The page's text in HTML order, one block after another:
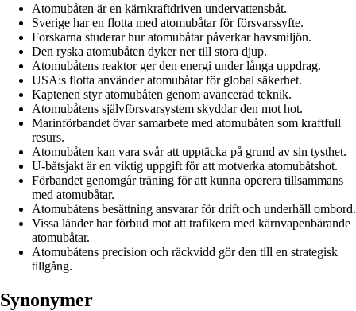
Atomubåten är en kärnkraftdriven undervattensbåt.
Sverige har en flotta med atomubåtar för försvarssyfte.
Forskarna studerar hur atomubåtar påverkar havsmiljön.
Den ryska atomubåten dyker ner till stora djup.
Atomubåtens reaktor ger den energi under långa uppdrag.
USA:s flotta använder atomubåtar för global säkerhet.
Kaptenen styr atomubåten genom avancerad teknik.
Atomubåtens självförsvarsystem skyddar den mot hot.
Marinförbandet övar samarbete med atomubåten som kraftfull
resurs.
Atomubåten kan vara svår att upptäcka på grund av sin tysthet.
U-båtsjakt är en viktig uppgift för att motverka atomubåtshot.
Förbandet genomgår träning för att kunna operera tillsammans
med atomubåtar.
Atomubåtens besättning ansvarar för drift och underhåll ombord.
Vissa länder har förbud mot att trafikera med kärnvapenbärande
atomubåtar.
Atomubåtens precision och räckvidd gör den till en strategisk
tillgång.
Synonymer